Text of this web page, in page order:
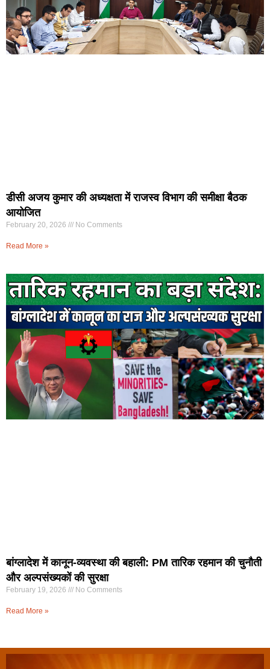
डीसी अजय कुमार की अध्यक्षता में राजस्व विभाग की समीक्षा बैठक
आयोजित
February 20, 2026 No Comments
Read More »
बांग्लादेश में कानून-व्यवस्था की बहाली: PM तारिक रहमान की चुनौती
और अल्पसंख्यकों की सुरक्षा
February 19, 2026 No Comments
Read More »